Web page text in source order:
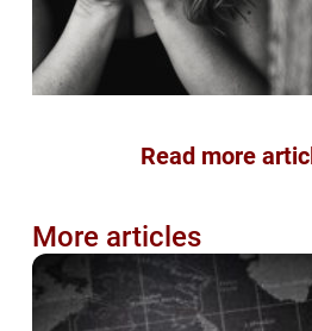
Read more
More articles